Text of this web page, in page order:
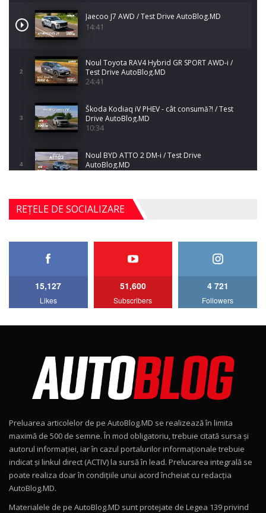
Jaecoo J7 AWD / Test Drive AutoBlog.MD
14:41
2
Noul Toyota RAV4 Hybrid GR SPORT AWD-i /
Test Drive AutoBlog.MD
24:41
3
Škoda Kodiaq iV PHEV - cât consumă?! / Test
Drive AutoBlog.MD
10:34
4
Noul BYD ATTO 2 DM-i / Test Drive
AutoBlog.MD
5
Noul Mercedes-Benz S-Class facelift (S 580
4MATIC V223) / Test Drive AutoBlog.MD
27:33
AutoBlog.MD
15:08
Noul Geely EX2 / Test Drive AutoBlog.MD
15:22
Mercedes-AMG E 53 HYBRID 4MATIC+ / Test
Drive AutoBlog.MD
16:27
11
Noul Volvo ES90 / Test Drive AutoBlog.MD
REȚELE DE SOCIALIZARE
15,127
Likes
51,600
Subscribers
4 721
Followers
Preluarea articolelor de pe AutoBlog.MD se realizează în limita
maximă de 500 de semne. În mod obligatoriu, trebuie citată sursa și
autorul informației, iar în cazul portalurilor informaționale trebuie
indicat și linkul direct (ACTIV) la sursă în lead. Prelucarea integrală se
poate realiza doar în condițiile unui acord încheiat cu redacţia
AutoBlog.MD.
Materialele de pe AutoBlog.MD sunt protejate de Legea 139 privind